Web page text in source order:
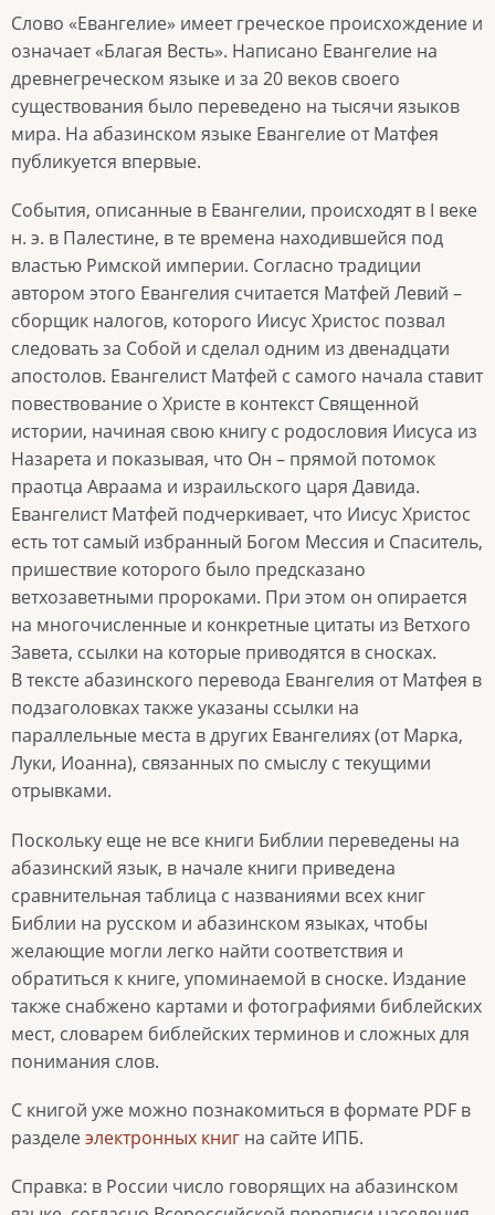
Слово «Евангелие» имеет греческое происхождение и
означает «Благая Весть». Написано Евангелие на
древнегреческом языке и за 20 веков своего
существования было переведено на тысячи языков
мира. На абазинском языке Евангелие от Матфея
публикуется впервые.
События, описанные в Евангелии, происходят в I веке
н. э. в Палестине, в те времена находившейся под
властью Римской империи. Согласно традиции
автором этого Евангелия считается Матфей Левий –
сборщик налогов, которого Иисус Христос позвал
следовать за Собой и сделал одним из двенадцати
апостолов. Евангелист Матфей с самого начала ставит
повествование о Христе в контекст Священной
истории, начиная свою книгу с родословия Иисуса из
Назарета и показывая, что Он – прямой потомок
праотца Авраама и израильского царя Давида.
Евангелист Матфей подчеркивает, что Иисус Христос
есть тот самый избранный Богом Мессия и Спаситель,
пришествие которого было предсказано
ветхозаветными пророками. При этом он опирается
на многочисленные и конкретные цитаты из Ветхого
Завета, ссылки на которые приводятся в сносках.
В тексте абазинского перевода Евангелия от Матфея в
подзаголовках также указаны ссылки на
параллельные места в других Евангелиях (от Марка,
Луки, Иоанна), связанных по смыслу с текущими
отрывками.
Поскольку еще не все книги Библии переведены на
абазинский язык, в начале книги приведена
сравнительная таблица с названиями всех книг
Библии на русском и абазинском языках, чтобы
желающие могли легко найти соответствия и
обратиться к книге, упоминаемой в сноске. Издание
также снабжено картами и фотографиями библейских
мест, словарем библейских терминов и сложных для
понимания слов.
С книгой уже можно познакомиться в формате PDF в
разделеэлектронных книг на сайте ИПБ.
Справка: в России число говорящих на абазинском